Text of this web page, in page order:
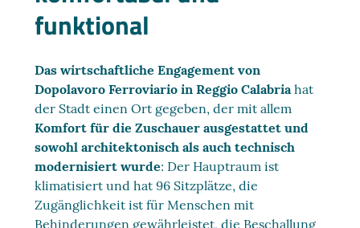
funktional
Das wirtschaftliche Engagement von
Dopolavoro Ferroviario in Reggio Calabriahat
der Stadt einen Ort gegeben, der mit allem
Komfort für die Zuschauer ausgestattet und
sowohl architektonisch als auch technisch
modernisiert wurde: Der Hauptraum ist
klimatisiert und hat 96 Sitzplätze, die
Zugänglichkeit ist für Menschen mit
Behinderungen gewährleistet, die Beschallung